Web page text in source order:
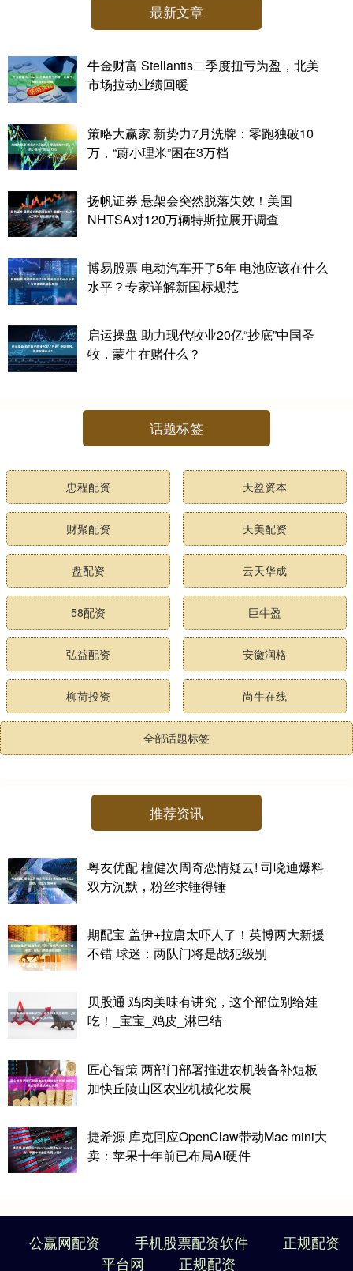
最新文章
牛金财富 Stellantis二季度扭亏为盈，北美
市场拉动业绩回暖
策略大赢家 新势力7月洗牌：零跑独破10
万，“蔚小理米”困在3万档
扬帆证券 悬架会突然脱落失效！美国
NHTSA对120万辆特斯拉展开调查
博易股票 电动汽车开了5年 电池应该在什么
水平？专家详解新国标规范
启运操盘 助力现代牧业20亿“抄底”中国圣
牧，蒙牛在赌什么？
话题标签
忠程配资 天盈资本
财聚配资 天美配资
盘配资 云天华成
58配资 巨牛盈
弘益配资 安徽润格
柳荷投资 尚牛在线
全部话题标签
推荐资讯
粤友优配 檀健次周奇恋情疑云! 司晓迪爆料
双方沉默，粉丝求锤得锤
期配宝 盖伊+拉唐太吓人了！英博两大新援
不错 球迷：两队门将是战犯级别
贝股通 鸡肉美味有讲究，这个部位别给娃
吃！_宝宝_鸡皮_淋巴结
匠心智策 两部门部署推进农机装备补短板
加快丘陵山区农业机械化发展
捷希源 库克回应OpenClaw带动Mac mini大
卖：苹果十年前已布局AI硬件
公赢网配资 手机股票配资软件
正规配资
平台网
正规配资